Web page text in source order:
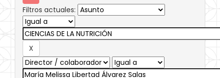
Filtros actuales: